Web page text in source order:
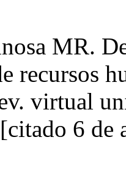
MR.
recursos
virtual
6 de